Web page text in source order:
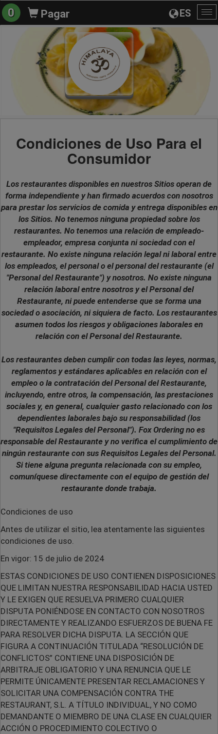
ES
0 Pagar
Condiciones de Uso Para el
Consumidor
Los restaurantes disponibles en nuestros Sitios operan de
forma independiente y han firmado acuerdos con nosotros
para prestar los servicios de comida y entrega disponibles en
los Sitios. No tenemos ninguna propiedad sobre los
restaurantes. No tenemos una relación de empleado-
empleador, empresa conjunta ni sociedad con el
restaurante. No existe ninguna relación legal ni laboral entre
los empleados, el personal o el personal del restaurante (el
"Personal del Restaurante") y nosotros. No existe ninguna
relación laboral entre nosotros y el Personal del
Restaurante, ni puede entenderse que se forma una
sociedad o asociación, ni siquiera de facto. Los restaurantes
asumen todos los riesgos y obligaciones laborales en
relación con el Personal del Restaurante.
Los restaurantes deben cumplir con todas las leyes, normas,
reglamentos y estándares aplicables en relación con el
empleo o la contratación del Personal del Restaurante,
incluyendo, entre otros, la compensación, las prestaciones
sociales y, en general, cualquier gasto relacionado con los
dependientes laborales bajo su responsabilidad (los
"Requisitos Legales del Personal"). Fox Ordering no es
responsable del Restaurante y no verifica el cumplimiento de
ningún restaurante con sus Requisitos Legales del Personal.
Si tiene alguna pregunta relacionada con su empleo,
comuníquese directamente con el equipo de gestión del
restaurante donde trabaja.
Condiciones de uso
Antes de utilizar el sitio, lea atentamente las siguientes
condiciones de uso.
En vigor: 15 de julio de 2024
ESTAS CONDICIONES DE USO CONTIENEN DISPOSICIONES
QUE LIMITAN NUESTRA RESPONSABILIDAD HACIA USTED
Y LE EXIGEN QUE RESUELVA PRIMERO CUALQUIER
DISPUTA PONIÉNDOSE EN CONTACTO CON NOSOTROS
DIRECTAMENTE Y REALIZANDO ESFUERZOS DE BUENA FE
PARA RESOLVER DICHA DISPUTA. LA SECCIÓN QUE
FIGURA A CONTINUACIÓN TITULADA “RESOLUCIÓN DE
CONFLICTOS” CONTIENE UNA DISPOSICIÓN DE
ARBITRAJE OBLIGATORIO Y UNA RENUNCIA QUE LE
PERMITE ÚNICAMENTE PRESENTAR RECLAMACIONES Y
SOLICITAR UNA COMPENSACIÓN CONTRA THE
RESTAURANT, S.L. A TÍTULO INDIVIDUAL, Y NO COMO
DEMANDANTE O MIEMBRO DE UNA CLASE EN CUALQUIER
ACCIÓN O PROCEDIMIENTO COLECTIVO O